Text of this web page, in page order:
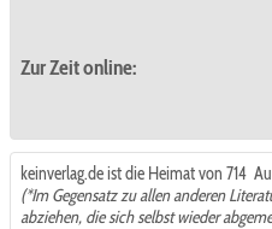
Zur Zeit online:
keinverlag.de ist die Heimat von 714
(*Im Gegensatz zu allen anderen
abziehen, die sich selbst wieder